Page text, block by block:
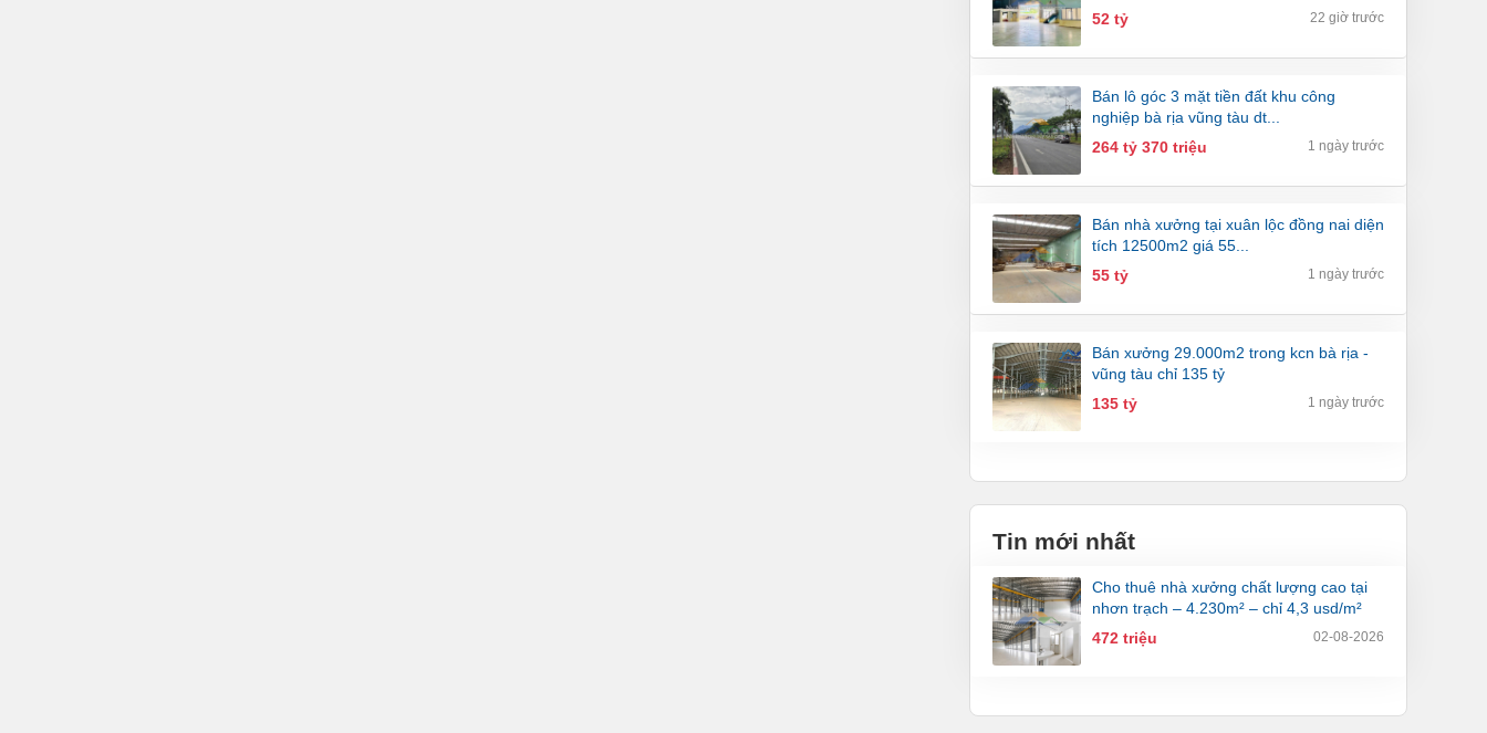
52 tỷ
22 giờ trước
bán lô góc 3 mặt tiền đất khu công
nghiệp bà rịa vũng tàu dt...
264 tỷ 370 triệu
1 ngày trước
bán nhà xưởng tại xuân lộc đồng nai diện
tích 12500m2 giá 55...
55 tỷ
1 ngày trước
bán xưởng 29.000m2 trong kcn bà rịa -
vũng tàu chỉ 135 tỷ
135 tỷ
1 ngày trước
Tin mới nhất
cho thuê nhà xưởng chất lượng cao tại
nhơn trạch – 4.230m² – chỉ 4,3 usd/m²
472 triệu
02-08-2026